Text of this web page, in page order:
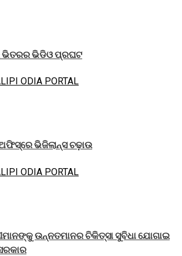
ଭିତରର ଭିଡିଓ ପ୍ରଘଟ
ODIA PORTAL
ଭିଜିଲାନ୍ସ ଚଢ଼ାଉ
ODIA PORTAL
ଉନ୍ନତମାନର ଚିକିତ୍ସା ସୁବିଧା ଯୋଗାଇ